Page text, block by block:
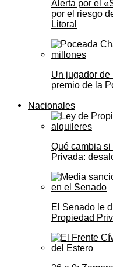
Alerta por el
por el riesgo
Litoral
Un jugador
premio de la
Nacionales
Qué cambia
Privada:
El Senado le
Propiedad